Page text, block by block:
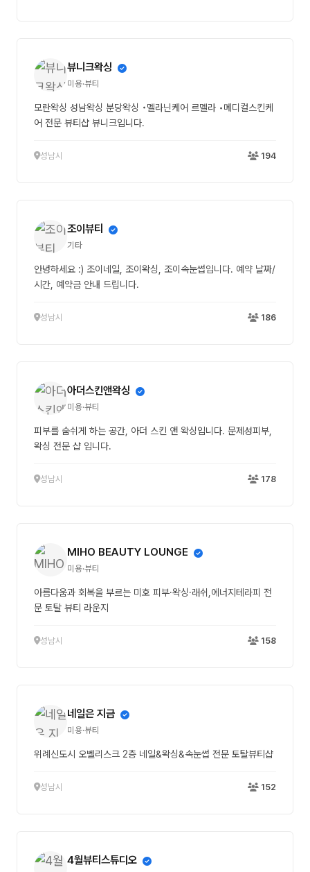
뷰니크왁싱
미용·뷰티
모란왁싱 성남왁싱 분당왁싱 •멜라닌케어 르멜라 •메디컬스킨케
어 전문 뷰티샵 뷰니크입니다.
성남시 194
조이뷰티
기타
안녕하세요 :) 조이네일, 조이왁싱, 조이속눈썹입니다. 예약 날짜/
시간, 예약금 안내 드립니다.
성남시 186
아더스킨앤왁싱
미용·뷰티
피부를 숨쉬게 하는 공간, 아더 스킨 앤 왁싱입니다. 문제성피부,
왁싱 전문 샵 입니다.
성남시 178
MIHO BEAUTY LOUNGE
미용·뷰티
아름다움과 회복을 부르는 미호 피부·왁싱·래쉬,에너지테라피 전
문 토탈 뷰티 라운지
성남시 158
네일은 지금
미용·뷰티
위례신도시 오벨리스크 2층 네일&왁싱&속눈썹 전문 토탈뷰티샵
성남시 152
4월뷰티스튜디오